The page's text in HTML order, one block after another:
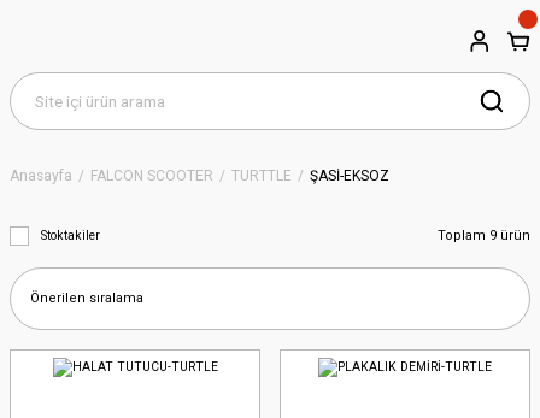
Anasayfa FALCON SCOOTER TURTTLE ŞASİ-EKSOZ
Stoktakiler Toplam 9 ürün